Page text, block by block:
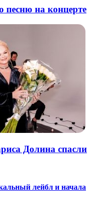
песню на концерте
Долина спасли
лейбл и начала